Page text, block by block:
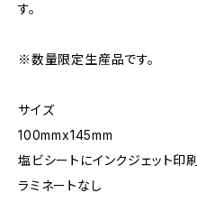
す。
※数量限定生産品です。
サイズ
100mmx145mm
塩ビシートにインクジェット印刷
ラミネートなし